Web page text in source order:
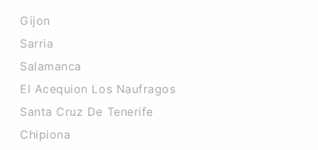
Gijon
Sarria
Salamanca
El Acequion Los Naufragos
Santa Cruz De Tenerife
Chipiona